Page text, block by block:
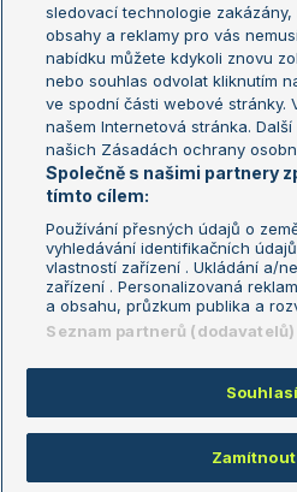
Aktualní trendy
Fotbalové přestupy
Livesport Daily
LS Prague Open
Podmínky užití
GDPR a žurnalistika
Kontakt
údajů
Copyright © 2008-2026 TenisPortal.cz.
sledovací technologie
obsahy a reklamy pro vás
nabídku můžete kdykoli znovu
nebo souhlas odvolat kliknutím
ve spodní části webové stránky.
našem Internetová stránka.
našich Zásadách ochrany
Společně s našimi partnery
tímto cílem:
Používání přesných údajů o
vyhledávání identifikačních
vlastností zařízení . Ukládání a/
zařízení . Personalizovaná
a obsahu, průzkum publika a
Seznam partnerů (dodavatelů)